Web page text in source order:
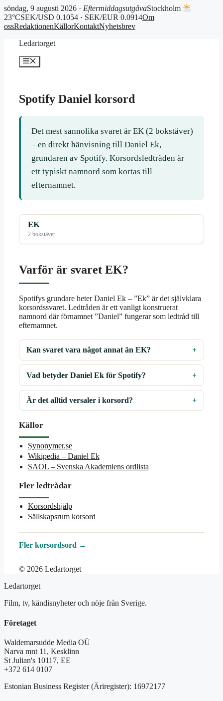
söndag, 9 augusti 2026 · EftermiddagsutgåvaStockholm
23°CSEK/USD 0.1054 · SEK/EUR 0.0914Om
ossRedaktionenKällorKontaktNyhetsbrev
Ledartorget
Meny
Spotify Daniel korsord
Det mest sannolika svaret är EK (2 bokstäver)
– en direkt hänvisning till Daniel Ek,
grundaren av Spotify. Korsordsledtråden är
ett typiskt namnord som kortas till
efternamnet.
EK
2 bokstäver
Varför är svaret EK?
Spotifys grundare heter Daniel Ek – ”Ek” är det självklara
korsordssvaret. Ledtråden är ett vanligt konstruerat
namnord där förnamnet ”Daniel” fungerar som ledtråd till
efternamnet.
Kan svaret vara något annat än EK?
Vad betyder Daniel Ek för Spotify?
Är det alltid versaler i korsord?
Källor
Synonymer.se
Wikipedia – Daniel Ek
SAOL – Svenska Akademiens ordlista
Fler ledtrådar
Korsordshjälp
Sällskapsrum korsord
Fler korsordsord →
© 2026 Ledartorget
Ledartorget
Film, tv, kändisnyheter och nöje från Sverige.
Företaget
Waldemarsudde Media OÜ
Narva mnt 11, Kesklinn
St Julian's 10117, EE
+372 614 0107
Estonian Business Register (Äriregister): 16972177